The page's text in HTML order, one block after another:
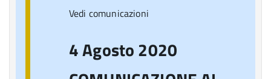
Vedi comunicazioni
4 Agosto 2020